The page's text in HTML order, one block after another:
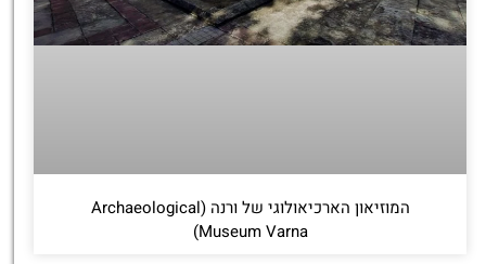
המוזיאון הארכיאולוגי של ורנה (Archaeological
Museum Varna)